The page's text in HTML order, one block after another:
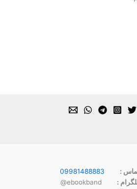
:
09981488883
: